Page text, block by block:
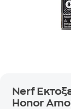
Nerf
Honor